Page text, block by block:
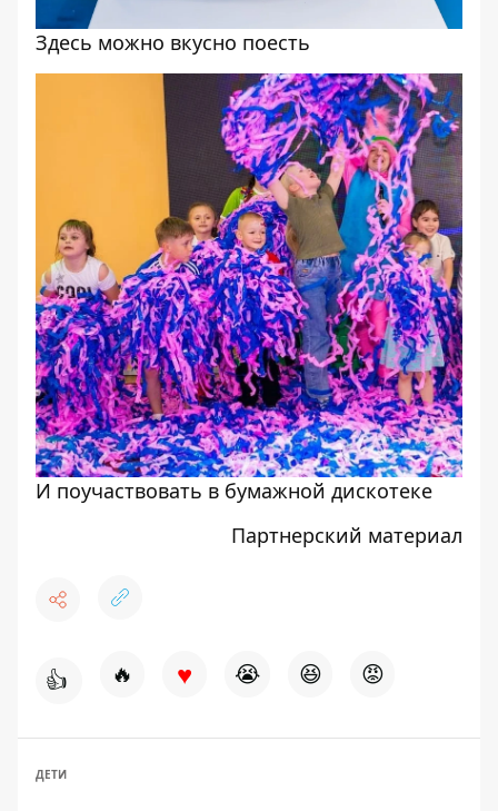
Здесь можно вкусно поесть
И поучаствовать в бумажной дискотеке
Партнерский материал
👍 🔥 ♥ 😭 😆 😡
ДЕТИ